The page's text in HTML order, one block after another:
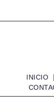
INICIO |